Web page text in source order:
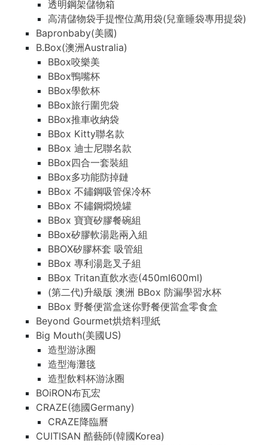
透明鋼架儲物箱
高清儲物袋手提慳位萬用袋(兒童睡袋專用提袋)
Bapronbaby(美國)
B.Box(澳洲Australia)
BBox咬樂美
BBox鴨嘴杯
BBox學飲杯
BBox旅行圍兜袋
BBox推車收納袋
BBox Kitty聯名款
BBox 迪士尼聯名款
BBox四合一套裝組
BBox多功能防掉鏈
BBox 不鏽鋼吸管保冷杯
BBox 不鏽鋼燜燒罐
BBox 寶寶矽膠餐碗組
BBox矽膠軟湯匙兩入組
BBOX矽膠杯套 吸管組
BBox 專利湯匙叉子組
BBox Tritan直飲水壺(450ml600ml)
(第二代)升級版 澳洲 BBox 防漏學習水杯
BBox 野餐便當盒迷你野餐便當盒零食盒
Beyond Gourmet烘焙料理紙
Big Mouth(美國US)
造型游泳圈
造型海灘毯
造型飲料杯游泳圈
BOiRON布瓦宏
CRAZE(德國Germany)
CRAZE降臨曆
CUITISAN 酷藝師(韓國Korea)